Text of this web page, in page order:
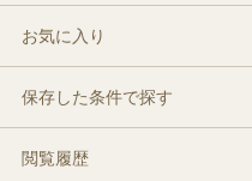
お気に入り
保存した条件で探す
閲覧履歴